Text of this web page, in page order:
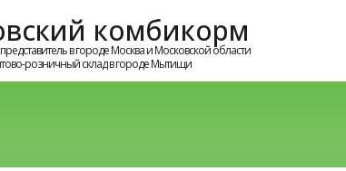
комбикорм
в городе Москва и Московской области
розничный склад в городе Мытищи